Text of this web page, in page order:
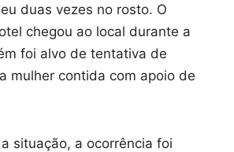
duas vezes no rosto. O
chegou ao local durante a
foi alvo de tentativa de
mulher contida com apoio de
situação, a ocorrência foi